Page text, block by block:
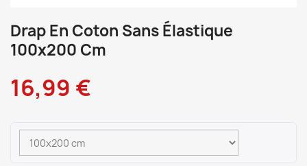
Drap En Coton Sans Élastique
100x200 Cm
16,99 €